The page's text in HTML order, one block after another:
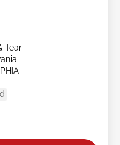
Tear